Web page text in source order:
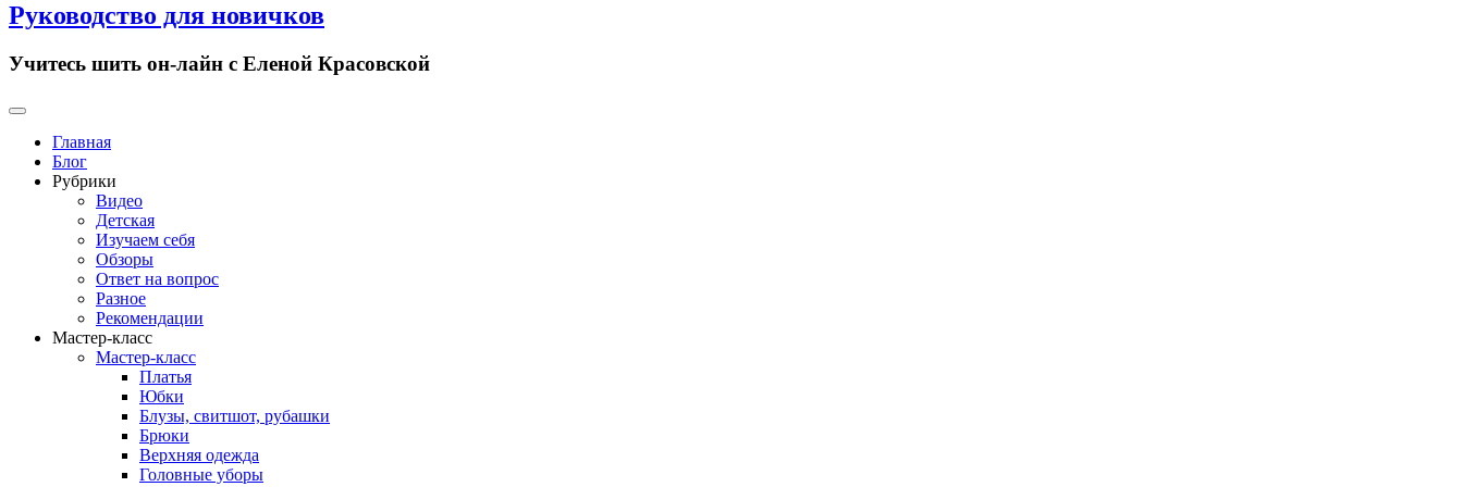
Руководство для новичков
Учитесь шить он-лайн с Еленой Красовской
Primary
Главная
Блог
Рубрики
Видео
Детская
Изучаем себя
Обзоры
Ответ на вопрос
Разное
Рекомендации
Мастер-класс
Мастер-класс
Платья
Юбки
Блузы, свитшот, рубашки
Брюки
Верхняя одежда
Головные уборы